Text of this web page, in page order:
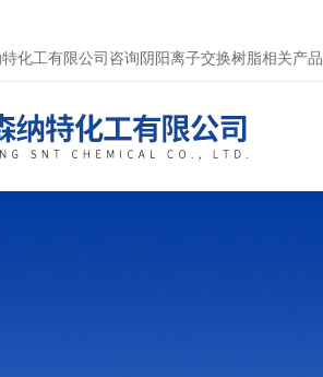
化工有限公司咨询阴阳离子交换树脂相关产